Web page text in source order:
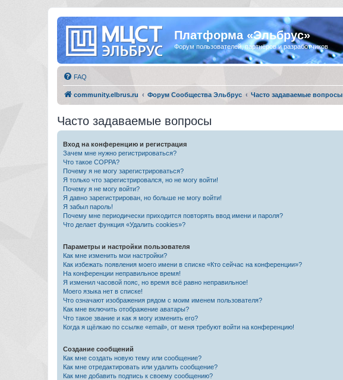
Платформа «Эльбрус»
Форум пользователей, партнёров и разработчиков
FAQ
community.elbrus.ru Форум Сообщества Эльбрус Часто задаваемые вопросы
Часто задаваемые вопросы
Вход на конференцию и регистрация
Зачем мне нужно регистрироваться?
Что такое COPPA?
Почему я не могу зарегистрироваться?
Я только что зарегистрировался, но не могу войти!
Почему я не могу войти?
Я давно зарегистрирован, но больше не могу войти!
Я забыл пароль!
Почему мне периодически приходится повторять ввод имени и пароля?
Что делает функция «Удалить cookies»?
Параметры и настройки пользователя
Как мне изменить мои настройки?
Как избежать появления моего имени в списке «Кто сейчас на конференции»?
На конференции неправильное время!
Я изменил часовой пояс, но время всё равно неправильное!
Моего языка нет в списке!
Что означают изображения рядом с моим именем пользователя?
Как мне включить отображение аватары?
Что такое звание и как я могу изменить его?
Когда я щёлкаю по ссылке «email», от меня требуют войти на конференцию!
Создание сообщений
Как мне создать новую тему или сообщение?
Как мне отредактировать или удалить сообщение?
Как мне добавить подпись к своему сообщению?